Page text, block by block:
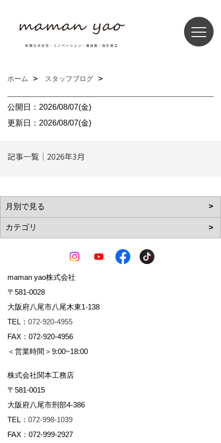
ホーム スタッフブログ
公開日：2026/08/07(金)
更新日：2026/08/07(金)
記事一覧｜2026年3月
maman yao株式会社
〒581-0028
大阪府八尾市八尾木東1-138
TEL： 072-920-4955
FAX：072-920-4956
＜営業時間＞9:00~18:00
株式会社関本工務店
〒581-0015
大阪府八尾市刑部4-386
TEL： 072-998-1039
FAX：072-999-2927